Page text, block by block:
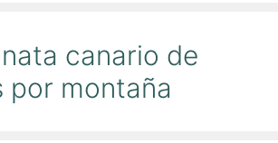
canario de
por montaña